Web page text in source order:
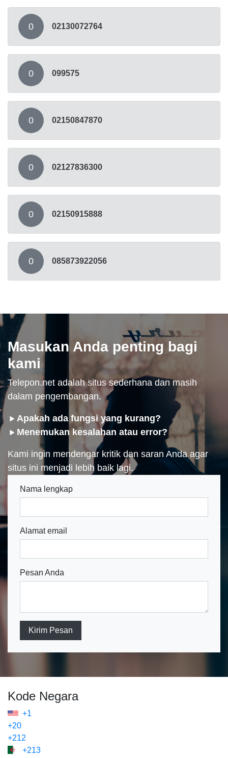
0 02130072764
0 099575
0 02150847870
0 02127836300
0 02150915888
0 085873922056
Masukan Anda penting bagi
kami
Telepon.net adalah situs sederhana dan masih
dalam pengembangan.
Apakah ada fungsi yang kurang?
Menemukan kesalahan atau error?
Kami ingin mendengar kritik dan saran Anda agar
situs ini menjadi lebih baik lagi.
Nama lengkap
Alamat email
Pesan Anda
Kirim Pesan
Kode Negara
+1
+20
+212
+213